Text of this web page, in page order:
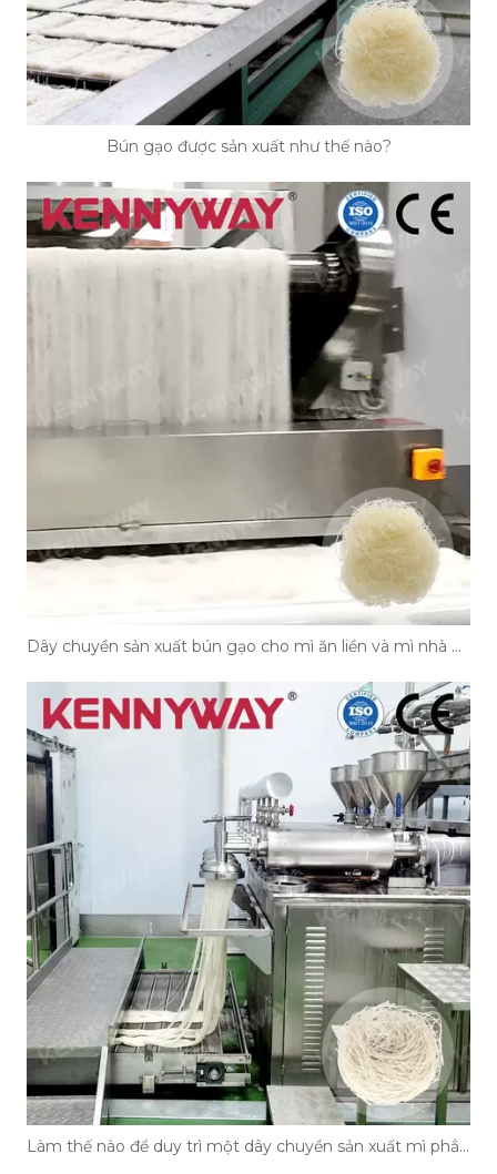
Bún gạo được sản xuất như thế nào?
Dây chuyền sản xuất bún gạo cho mì ăn liền và mì nhà hàng
Làm thế nào để duy trì một dây chuyền sản xuất mì phẳng?